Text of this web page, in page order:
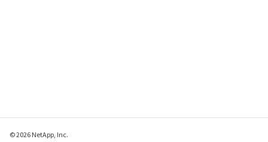
© 2026 NetApp, Inc.